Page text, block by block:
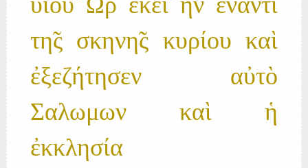
τη̃ς σκηνη̃ς κυρίου καὶ
ἐξεζήτησεν αὐτὸ
Σαλωμων καὶ ἡ
ἐκκλησία